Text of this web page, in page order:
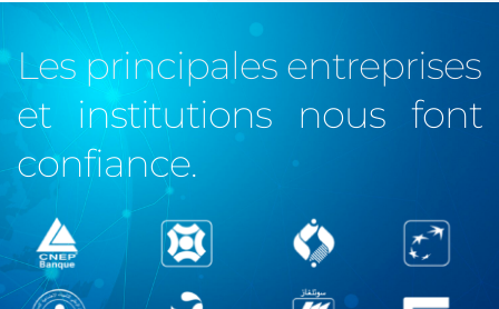
et institutions nous font
confiance.